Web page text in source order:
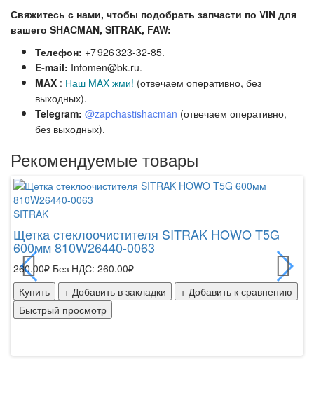
Свяжитесь с нами, чтобы подобрать запчасти по VIN для
вашего SHACMAN, SITRAK, FAW:
Телефон: +7 926 323‑32‑85.
E‑mail: Infomen@bk.ru.
MAX : Наш MAX жми! (отвечаем оперативно, без
выходных).
Telegram: @zapchastishacman (отвечаем оперативно,
без выходных).
Рекомендуемые товары
SITRAK
Щетка стеклоочистителя SITRAK HOWO T5G
600мм 810W26440-0063
260.00₽ Без НДС: 260.00₽
Купить
+ Добавить в закладки
+ Добавить к сравнению
Быстрый просмотр